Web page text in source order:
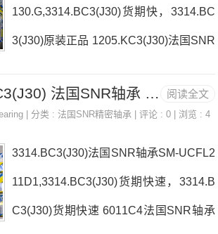
格,3314.BC3(J30)采购 热销型号推荐：
3314.BC3(J30)，FB22435-H RK6-22E
荐：MLE71903HVDUJ84S63205LLB/2
130.G,3314.BC3(J30)货期快，3314.BC
3(J30)原装正品 1205.KC3(J30)法国SNR
C3(J30)法国SNR轴承3314.BC3(J30)价
3(J30)参数3314.BC3(J30)价格,3314.BC
3(J30)采购 热销型号推荐：3314.BC3(J
30)，FB22435-H RK6-22E1Z，P4BE3
阅读全文
3314.BC3(J30) 法国SNR轴承 1309SK
| 分类 :法国SNR精密轴承 | 评论 : 0 | 浏览 : 4
3314.BC3(J30)法国SNR轴承SM-UCFL2
11D1,3314.BC3(J30)货期快速，3314.B
C3(J30)货期快速 6011C4法国SNR轴承